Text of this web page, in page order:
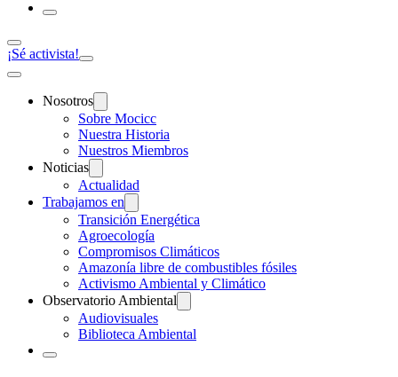
¡Sé activista!
Nosotros
Sobre Mocicc
Nuestra Historia
Nuestros Miembros
Noticias
Actualidad
Trabajamos en
Transición Energética
Agroecología
Compromisos Climáticos
Amazonía libre de combustibles fósiles
Activismo Ambiental y Climático
Observatorio Ambiental
Audiovisuales
Biblioteca Ambiental